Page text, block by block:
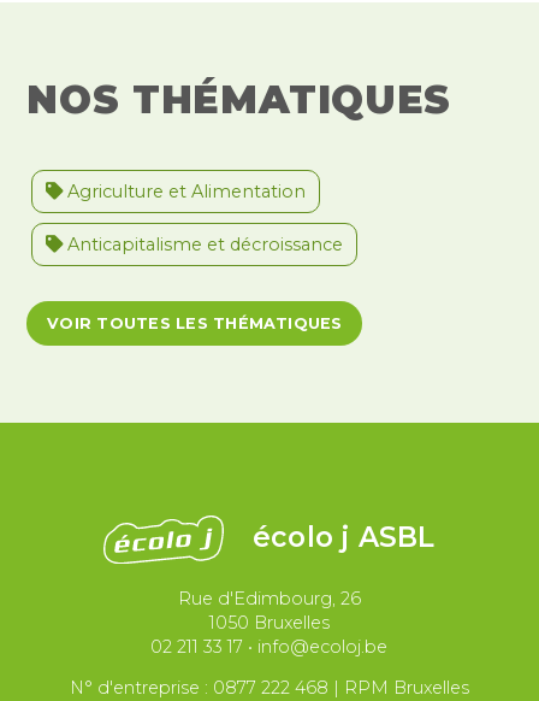
NOS THÉMATIQUES
Agriculture et Alimentation
Anticapitalisme et décroissance
Antiracisme et décolonisation
Antivalidisme Climat et environnement
Justice et violences policières
Migrations et asile
Paix et droit international
VOIR TOUTES LES THÉMATIQUES
écolo j ASBL
Rue d'Edimbourg, 26
1050 Bruxelles
02 211 33 17 • info@ecoloj.be
N° d'entreprise : 0877 222 468 | RPM Bruxelles